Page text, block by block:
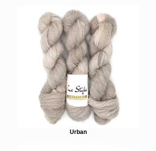
Urban